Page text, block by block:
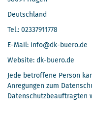
Deutschland
Tel.: 02337911778
E-Mail: info@dk-buero.de
Website: dk-buero.de
Jede betroffene Person
Anregungen zum
Datenschutzbeauftragten